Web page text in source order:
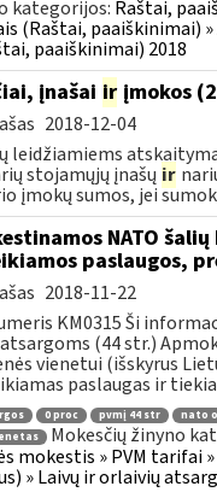
kategorijos: Raštai,
(Raštai, paaiškinimai) »
paaiškinimai) 2018
įnašai ir įmokos
2018-12-04
leidžiamiems
stojamųjų įnašų ir
įmokų sumos, jei
NATO
paslaugos,
2018-11-22
KM0315 Ši
(44 str.)
vienetui (išskyrus
paslaugas ir
0 proc pvmį 44 str
nato
Mokesčių žinyno
mokestis » PVM tarifai »
» Laivų ir orlaivių